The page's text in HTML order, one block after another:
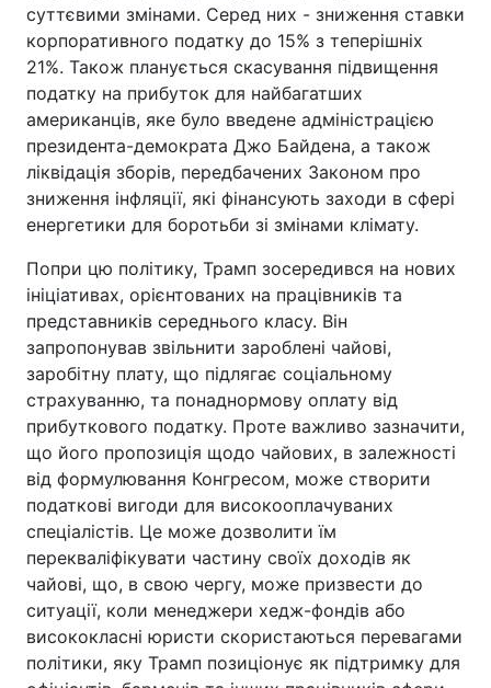
суттєвими змінами. Серед них - зниження ставки
корпоративного податку до 15% з теперішніх
21%. Також планується скасування підвищення
податку на прибуток для найбагатших
американців, яке було введене адміністрацією
президента-демократа Джо Байдена, а також
ліквідація зборів, передбачених Законом про
зниження інфляції, які фінансують заходи в сфері
енергетики для боротьби зі змінами клімату.
Попри цю політику, Трамп зосередився на нових
ініціативах, орієнтованих на працівників та
представників середнього класу. Він
запропонував звільнити зароблені чайові,
заробітну плату, що підлягає соціальному
страхуванню, та понаднормову оплату від
прибуткового податку. Проте важливо зазначити,
що його пропозиція щодо чайових, в залежності
від формулювання Конгресом, може створити
податкові вигоди для високооплачуваних
спеціалістів. Це може дозволити їм
перекваліфікувати частину своїх доходів як
чайові, що, в свою чергу, може призвести до
ситуації, коли менеджери хедж-фондів або
висококласні юристи скористаються перевагами
політики, яку Трамп позиціонує як підтримку для